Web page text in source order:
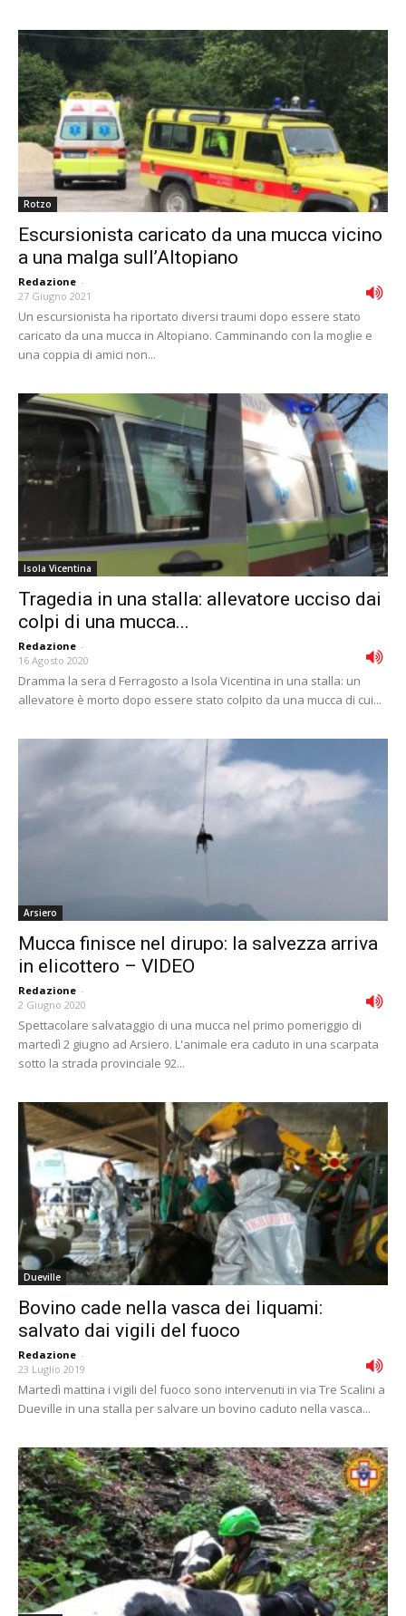
Rotzo
Escursionista caricato da una mucca vicino
a una malga sull’Altopiano
Redazione -
27 Giugno 2021
Un escursionista ha riportato diversi traumi dopo essere stato
caricato da una mucca in Altopiano. Camminando con la moglie e
una coppia di amici non...
Isola Vicentina
Tragedia in una stalla: allevatore ucciso dai
colpi di una mucca...
Redazione -
16 Agosto 2020
Dramma la sera d Ferragosto a Isola Vicentina in una stalla: un
allevatore è morto dopo essere stato colpito da una mucca di cui...
Arsiero
Mucca finisce nel dirupo: la salvezza arriva
in elicottero – VIDEO
Redazione -
2 Giugno 2020
Spettacolare salvataggio di una mucca nel primo pomeriggio di
martedì 2 giugno ad Arsiero. L'animale era caduto in una scarpata
sotto la strada provinciale 92...
Dueville
Bovino cade nella vasca dei liquami:
salvato dai vigili del fuoco
Redazione -
23 Luglio 2019
Martedì mattina i vigili del fuoco sono intervenuti in via Tre Scalini a
Dueville in una stalla per salvare un bovino caduto nella vasca...